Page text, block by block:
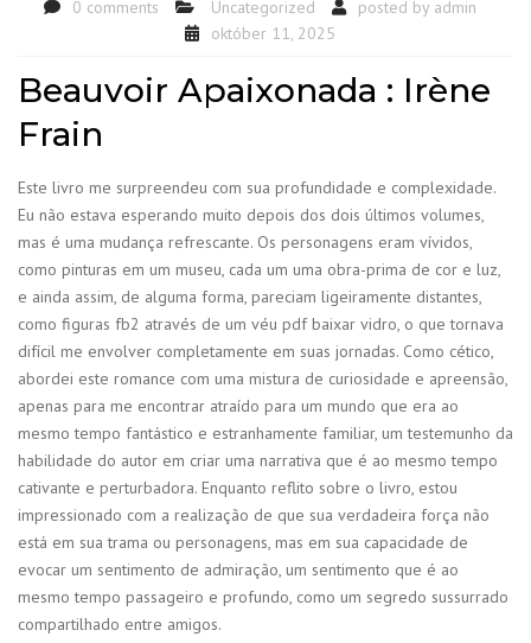
0 comments Uncategorized posted by admin
október 11, 2025
Beauvoir Apaixonada : Irène
Frain
Este livro me surpreendeu com sua profundidade e complexidade.
Eu não estava esperando muito depois dos dois últimos volumes,
mas é uma mudança refrescante. Os personagens eram vívidos,
como pinturas em um museu, cada um uma obra-prima de cor e luz,
e ainda assim, de alguma forma, pareciam ligeiramente distantes,
como figuras fb2 através de um véu pdf baixar vidro, o que tornava
difícil me envolver completamente em suas jornadas. Como cético,
abordei este romance com uma mistura de curiosidade e apreensão,
apenas para me encontrar atraído para um mundo que era ao
mesmo tempo fantástico e estranhamente familiar, um testemunho da
habilidade do autor em criar uma narrativa que é ao mesmo tempo
cativante e perturbadora. Enquanto reflito sobre o livro, estou
impressionado com a realização de que sua verdadeira força não
está em sua trama ou personagens, mas em sua capacidade de
evocar um sentimento de admiração, um sentimento que é ao
mesmo tempo passageiro e profundo, como um segredo sussurrado
compartilhado entre amigos.